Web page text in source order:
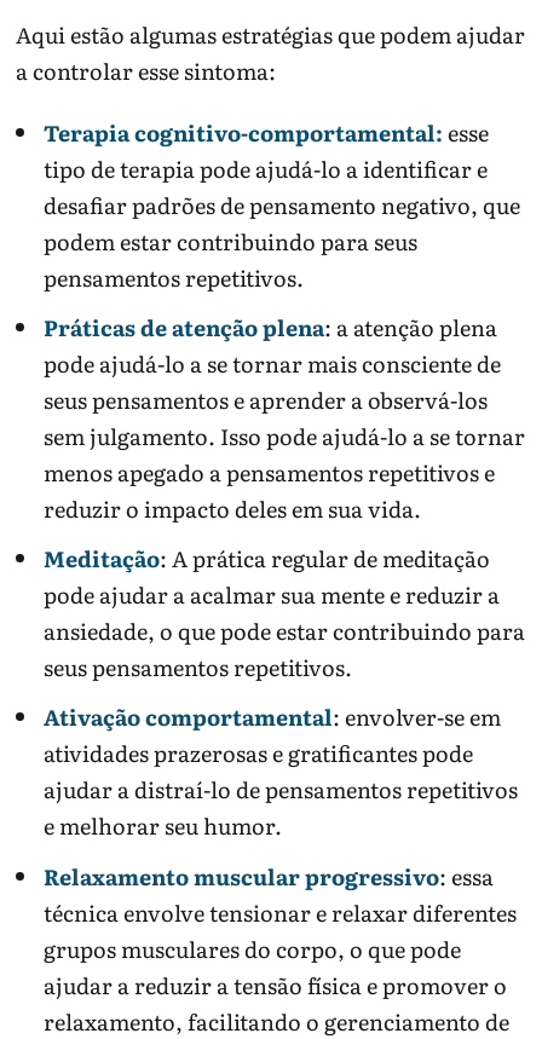
Aqui estão algumas estratégias que podem ajudar
a controlar esse sintoma:
Terapia cognitivo-comportamental:esse
tipo de terapia pode ajudá-lo a identificar e
desafiar padrões de pensamento negativo, que
podem estar contribuindo para seus
pensamentos repetitivos.
Práticas de atenção plena: a atenção plena
pode ajudá-lo a se tornar mais consciente de
seus pensamentos e aprender a observá-los
sem julgamento. Isso pode ajudá-lo a se tornar
menos apegado a pensamentos repetitivos e
reduzir o impacto deles em sua vida.
Meditação: A prática regular de meditação
pode ajudar a acalmar sua mente e reduzir a
ansiedade, o que pode estar contribuindo para
seus pensamentos repetitivos.
Ativação comportamental: envolver-se em
atividades prazerosas e gratificantes pode
ajudar a distraí-lo de pensamentos repetitivos
e melhorar seu humor.
Relaxamento muscular progressivo: essa
técnica envolve tensionar e relaxar diferentes
grupos musculares do corpo, o que pode
ajudar a reduzir a tensão física e promover o
relaxamento, facilitando o gerenciamento de